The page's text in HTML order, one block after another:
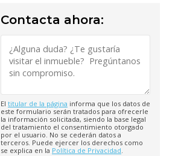
Contacta ahora:
El titular de la página informa que los datos de
este formulario serán tratados para ofrecerle
la información solicitada, siendo la base legal
del tratamiento el consentimiento otorgado
por el usuario. No se cederán datos a
terceros. Puede ejercer los derechos como
se explica en la Política de Privacidad.